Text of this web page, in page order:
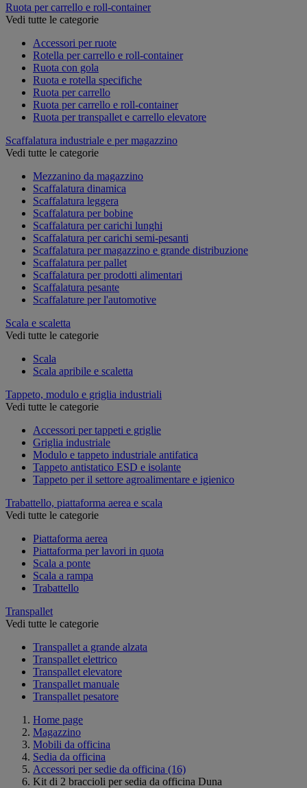
Ruota per carrello e roll-container
Vedi tutte le categorie
Accessori per ruote
Rotella per carrello e roll-container
Ruota con gola
Ruota e rotella specifiche
Ruota per carrello
Ruota per carrello e roll-container
Ruota per transpallet e carrello elevatore
Scaffalatura industriale e per magazzino
Vedi tutte le categorie
Mezzanino da magazzino
Scaffalatura dinamica
Scaffalatura leggera
Scaffalatura per bobine
Scaffalatura per carichi lunghi
Scaffalatura per carichi semi-pesanti
Scaffalatura per magazzino e grande distribuzione
Scaffalatura per pallet
Scaffalatura per prodotti alimentari
Scaffalatura pesante
Scaffalature per l'automotive
Scala e scaletta
Vedi tutte le categorie
Scala
Scala apribile e scaletta
Tappeto, modulo e griglia industriali
Vedi tutte le categorie
Accessori per tappeti e griglie
Griglia industriale
Modulo e tappeto industriale antifatica
Tappeto antistatico ESD e isolante
Tappeto per il settore agroalimentare e igienico
Trabattello, piattaforma aerea e scala
Vedi tutte le categorie
Piattaforma aerea
Piattaforma per lavori in quota
Scala a ponte
Scala a rampa
Trabattello
Transpallet
Vedi tutte le categorie
Transpallet a grande alzata
Transpallet elettrico
Transpallet elevatore
Transpallet manuale
Transpallet pesatore
Home page
Magazzino
Mobili da officina
Sedia da officina
Accessori per sedie da officina (16)
Kit di 2 braccioli per sedia da officina Duna